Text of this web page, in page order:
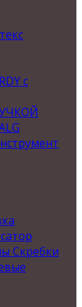
с
Скребки